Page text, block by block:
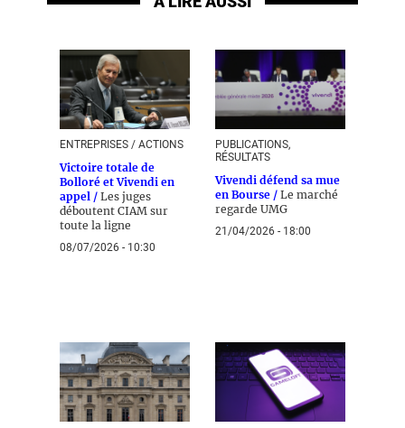
ENTREPRISES / ACTIONS
Victoire totale de
Bolloré et Vivendi en
appel / Les juges
déboutent CIAM sur
toute la ligne
08/07/2026 - 10:30
PUBLICATIONS,
RÉSULTATS
Vivendi défend sa mue
en Bourse / Le marché
regarde UMG
21/04/2026 - 18:00